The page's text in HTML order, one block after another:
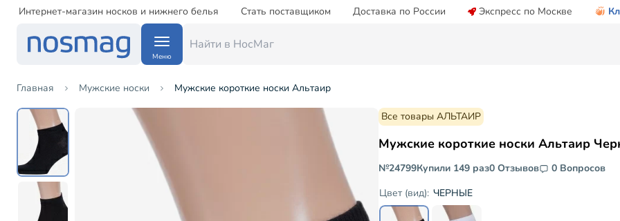
Интернет-магазин носков и нижнего белья Стать поставщиком Доставка по России Экспресс по Москве
Меню
Главная Мужские носки Мужские короткие носки Альтаир
Все товары АЛЬТАИР
Мужские короткие носки Альтаир
№24799Купили 149 раз0 Отзывов
0 Вопросов
Цвет (вид): ЧЕРНЫЕ